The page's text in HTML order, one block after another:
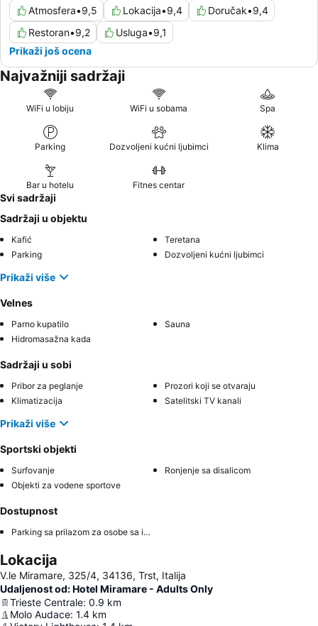
Atmosfera•9,5 Lokacija•9,4 Doručak•9,4
Restoran•9,2 Usluga•9,1
Prikaži još ocena
Najvažniji sadržaji
WiFi u lobiju WiFi u sobama Spa
Parking Dozvoljeni kućni ljubimci Klima
Bar u hotelu Fitnes centar
Svi sadržaji
Sadržaji u objektu
Kafić
Teretana
Parking
Dozvoljeni kućni ljubimci
Prikaži više
Velnes
Parno kupatilo
Sauna
Hidromasažna kada
Sadržaji u sobi
Pribor za peglanje
Prozori koji se otvaraju
Klimatizacija
Satelitski TV kanali
Prikaži više
Sportski objekti
Surfovanje
Ronjenje sa disalicom
Objekti za vodene sportove
Dostupnost
Parking sa prilazom za osobe sa invaliditetom
Lokacija
V.le Miramare, 325/4, 34136, Trst, Italija
Udaljenost od: Hotel Miramare - Adults Only
Trieste Centrale: 0.9 km
Molo Audace: 1.4 km